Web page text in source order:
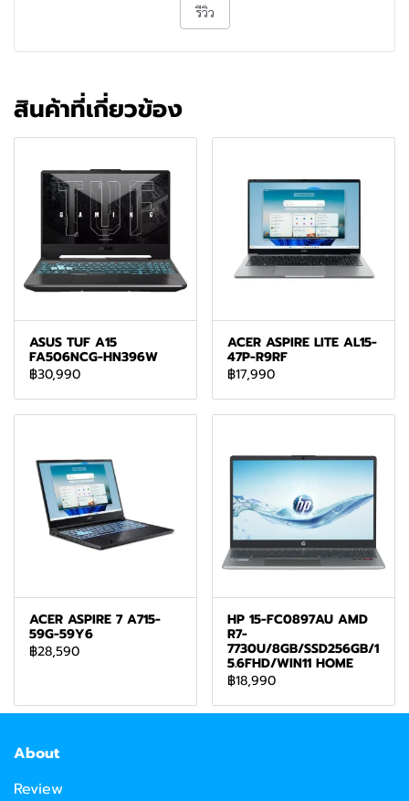
รีวิว
สินค้าที่เกี่ยวข้อง
ASUS TUF A15
FA506NCG-HN396W
฿30,990
ACER ASPIRE LITE AL15-
47P-R9RF
฿17,990
ACER ASPIRE 7 A715-
59G-59Y6
฿28,590
HP 15-FC0897AU AMD
R7-
7730U/8GB/SSD256GB/1
5.6FHD/WIN11 HOME
฿18,990
About
Review